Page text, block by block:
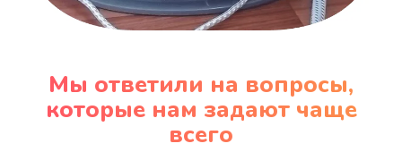
Мы ответили на вопросы,
которые нам задают чаще
всего